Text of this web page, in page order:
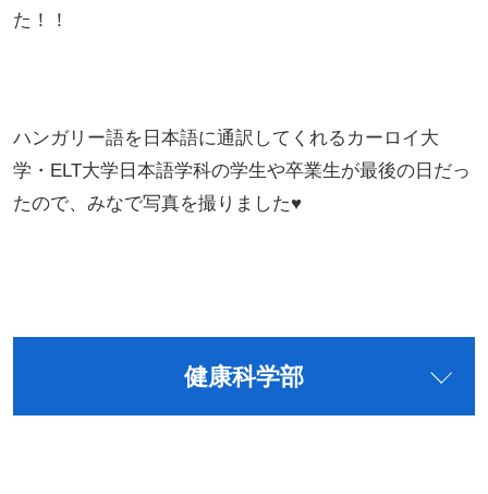
た！！
ハンガリー語を日本語に通訳してくれるカーロイ大
学・ELT大学日本語学科の学生や卒業生が最後の日だっ
たので、みなで写真を撮りました♥
健康科学部